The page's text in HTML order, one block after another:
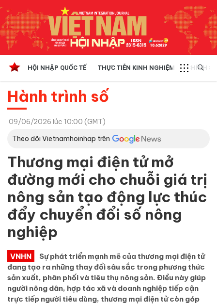
HỘI NHẬP QUỐC TẾ THỰC TIỄN KINH NGHIỆM CHÍNH
Hành trình số
09/06/2026 lúc 10:00 (GMT)
Theo dõi Vietnamhoinhap trên
Thương mại điện tử mở
đường mới cho chuỗi giá trị
nông sản tạo động lực thúc
đẩy chuyển đổi số nông
nghiệp
VNHN
Sự phát triển mạnh mẽ của thương mại điện tử
đang tạo ra những thay đổi sâu sắc trong phương thức
sản xuất, phân phối và tiêu thụ nông sản. Điều này giúp
người nông dân, hợp tác xã và doanh nghiệp tiếp cận
trực tiếp người tiêu dùng, thương mại điện tử còn góp